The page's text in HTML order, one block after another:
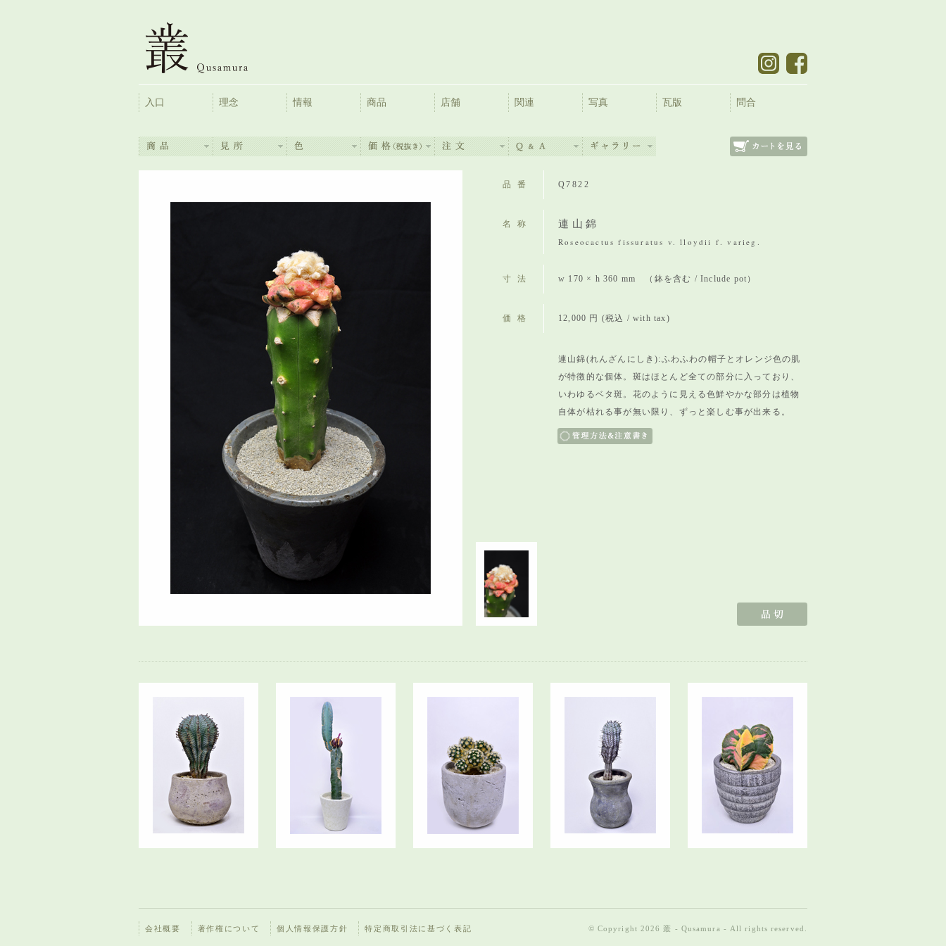
入口 理念 情報 商品 店舗 関連 写真 瓦版 問合
品番 Q7822
名称 連山錦
Roseocactus fissuratus v. lloydii f. varieg.
寸法 w 170 × h 360 mm （鉢を含む / Include pot）
価格 12,000 円 (税込 / with tax)
連山錦(れんざんにしき):ふわふわの帽子とオレンジ色の肌
が特徴的な個体。斑はほとんど全ての部分に入っており、
いわゆるベタ斑。花のように見える色鮮やかな部分は植物
自体が枯れる事が無い限り、ずっと楽しむ事が出来る。
会社概要 著作権について 個人情報保護方針 特定商取引法に基づく表記 © Copyright 2026 叢 - Qusamura - All rights reserved.